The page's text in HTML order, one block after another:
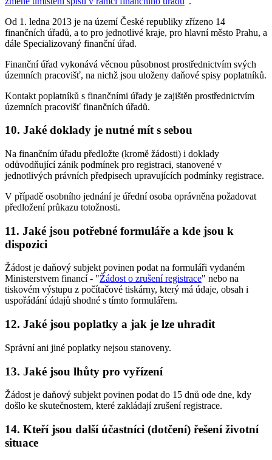
Od 1. ledna 2013 je na území České republiky zřízeno 14
finančních úřadů, a to pro jednotlivé kraje, pro hlavní město Prahu, a
dále Specializovaný finanční úřad.
Finanční úřad vykonává věcnou působnost prostřednictvím svých
územních pracovišť, na nichž jsou uloženy daňové spisy poplatníků.
Kontakt poplatníků s finančními úřady je zajištěn prostřednictvím
územních pracovišť finančních úřadů.
10. Jaké doklady je nutné mít s sebou
Na finančním úřadu předložte (kromě žádosti) i doklady
odůvodňující zánik podmínek pro registraci, stanovené v
jednotlivých právních předpisech upravujících podmínky registrace.
V případě osobního jednání je úřední osoba oprávněna požadovat
předložení průkazu totožnosti.
11. Jaké jsou potřebné formuláře a kde jsou k
dispozici
Žádost je daňový subjekt povinen podat na formuláři vydaném
Ministerstvem financí - "Žádost o zrušení registrace" nebo na
tiskovém výstupu z počítačové tiskárny, který má údaje, obsah i
uspořádání údajů shodné s tímto formulářem.
12. Jaké jsou poplatky a jak je lze uhradit
Správní ani jiné poplatky nejsou stanoveny.
13. Jaké jsou lhůty pro vyřízení
Žádost je daňový subjekt povinen podat do 15 dnů ode dne, kdy
došlo ke skutečnostem, které zakládají zrušení registrace.
14. Kteří jsou další účastníci (dotčení) řešení životní
situace